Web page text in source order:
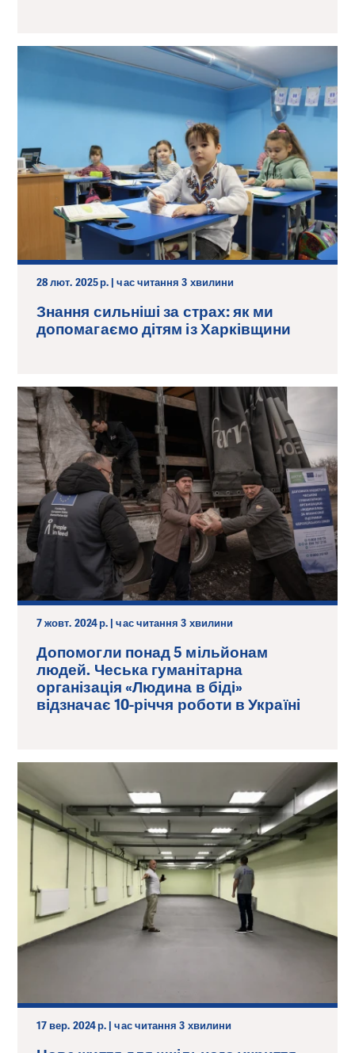
28 лют. 2025 р. | час читання 3 хвилини
Знання сильніші за страх: як ми
допомагаємо дітям із Харківщини
7 жовт. 2024 р. | час читання 3 хвилини
Допомогли понад 5 мільйонам
людей. Чеська гуманітарна
організація «Людина в біді»
відзначає 10-річчя роботи в Україні
17 вер. 2024 р. | час читання 3 хвилини